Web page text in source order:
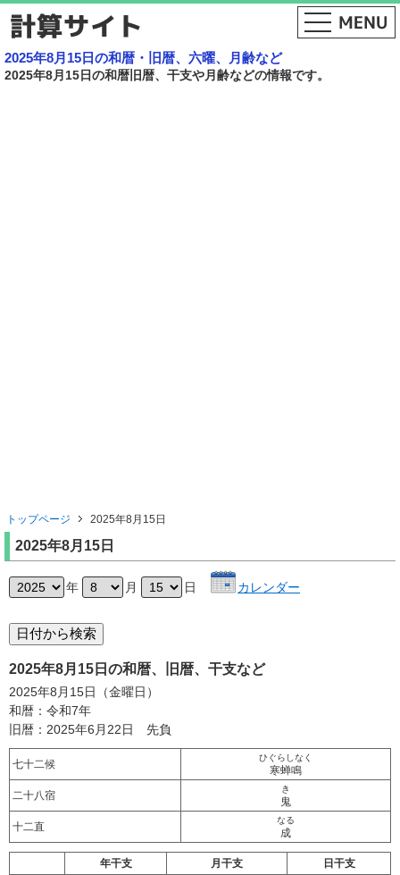
2025年8月15日の和暦・旧暦、六曜、月齢など
2025年8月15日の和暦旧暦、干支や月齢などの情報です。
トップページ 2025年8月15日
2025年8月15日
年 月 日 カレンダー
2025年8月15日の和暦、旧暦、干支など
2025年8月15日（金曜日）
和暦：令和7年
旧暦：2025年6月22日 先負
七十二候
ひぐらしなく
寒蝉鳴
二十八宿
き
鬼
十二直
なる
成
年干支 月干支 日干支